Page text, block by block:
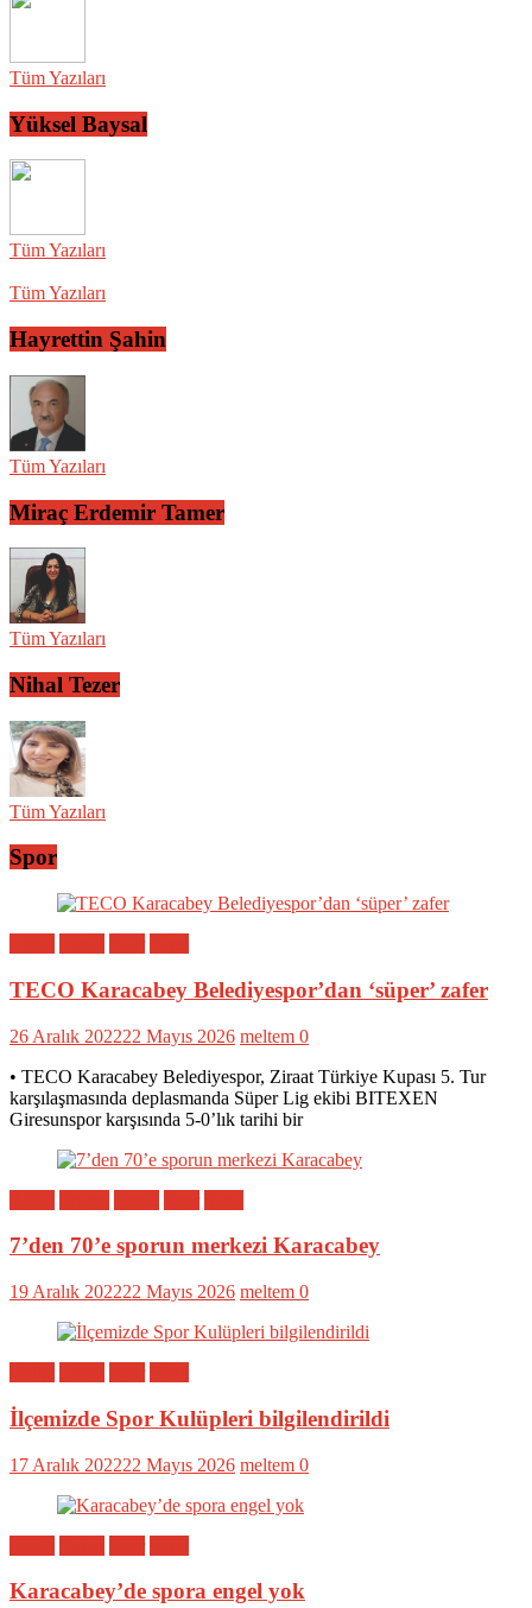
Tüm Yazıları
Yüksel Baysal
Tüm Yazıları
Tüm Yazıları
Hayrettin Şahin
Tüm Yazıları
Miraç Erdemir Tamer
Tüm Yazıları
Nihal Tezer
Tüm Yazıları
Spor
TECO Karacabey Belediyespor’dan ‘süper’ zafer
26 Aralık 202222 Mayıs 2026 meltem 0
• TECO Karacabey Belediyespor, Ziraat Türkiye Kupası 5. Tur
karşılaşmasında deplasmanda Süper Lig ekibi BITEXEN
Giresunspor karşısında 5-0’lık tarihi bir
7’den 70’e sporun merkezi Karacabey
19 Aralık 202222 Mayıs 2026 meltem 0
İlçemizde Spor Kulüpleri bilgilendirildi
17 Aralık 202222 Mayıs 2026 meltem 0
Karacabey’de spora engel yok